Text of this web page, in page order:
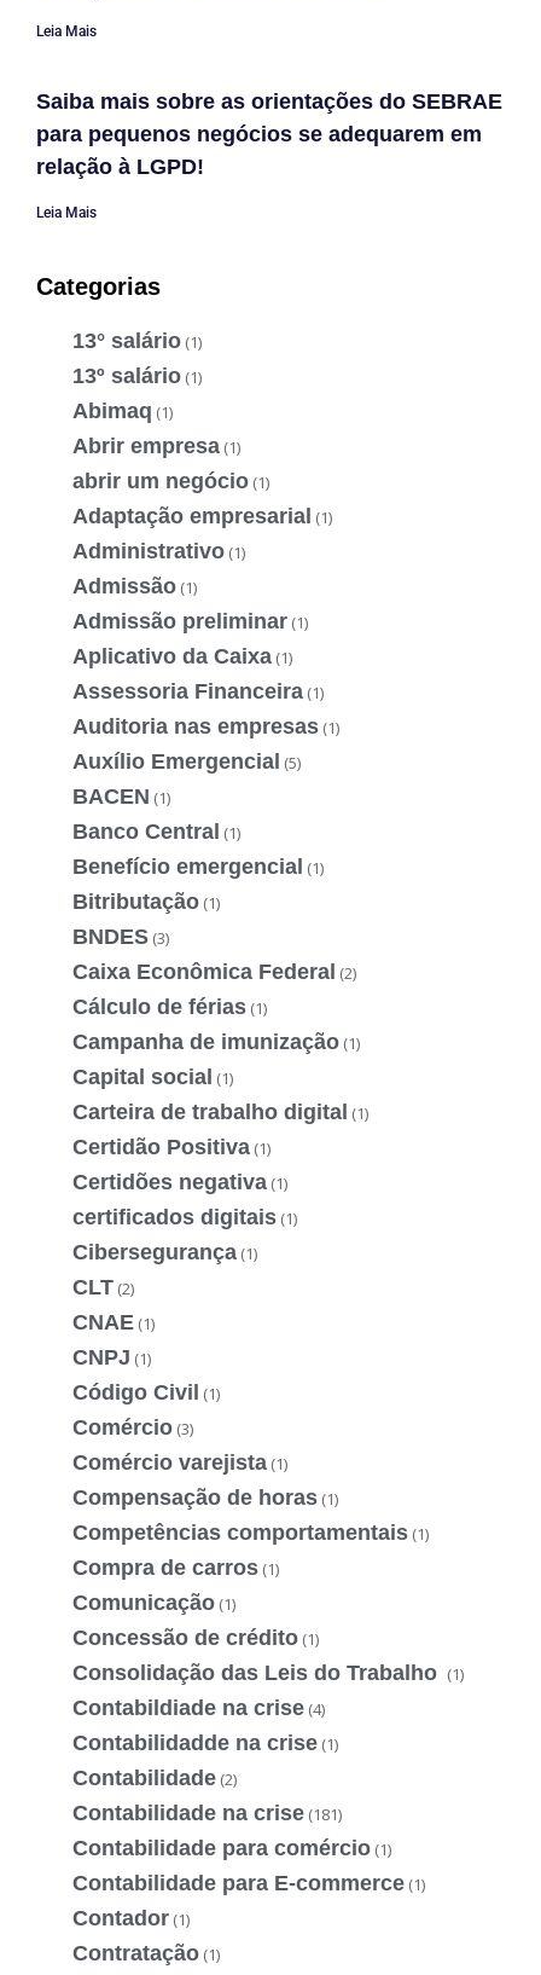
Leia Mais
Saiba mais sobre as orientações do SEBRAE
para pequenos negócios se adequarem em
relação à LGPD!
Leia Mais
Categorias
13° salário (1)
13º salário (1)
Abimaq (1)
Abrir empresa (1)
abrir um negócio (1)
Adaptação empresarial (1)
Administrativo (1)
Admissão (1)
Admissão preliminar (1)
Aplicativo da Caixa (1)
Assessoria Financeira (1)
Auditoria nas empresas (1)
Auxílio Emergencial (5)
BACEN (1)
Banco Central (1)
Benefício emergencial (1)
Bitributação (1)
BNDES (3)
Caixa Econômica Federal (2)
Cálculo de férias (1)
Campanha de imunização (1)
Capital social (1)
Carteira de trabalho digital (1)
Certidão Positiva (1)
Certidões negativa (1)
certificados digitais (1)
Cibersegurança (1)
CLT (2)
CNAE (1)
CNPJ (1)
Código Civil (1)
Comércio (3)
Comércio varejista (1)
Compensação de horas (1)
Competências comportamentais (1)
Compra de carros (1)
Comunicação (1)
Concessão de crédito (1)
Consolidação das Leis do Trabalho (1)
Contabildiade na crise (4)
Contabilidadde na crise (1)
Contabilidade (2)
Contabilidade na crise (181)
Contabilidade para comércio (1)
Contabilidade para E-commerce (1)
Contador (1)
Contratação (1)